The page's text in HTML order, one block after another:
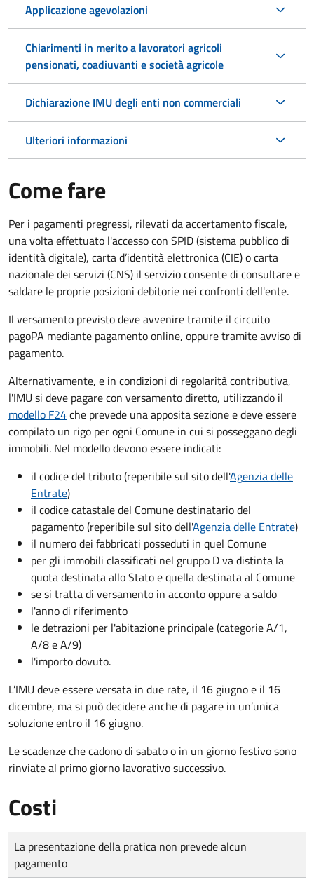
Applicazione agevolazioni
Chiarimenti in merito a lavoratori agricoli
pensionati, coadiuvanti e società agricole
Dichiarazione IMU degli enti non commerciali
Ulteriori informazioni
Come fare
Per i pagamenti pregressi, rilevati da accertamento fiscale,
una volta effettuato l'accesso con SPID (sistema pubblico di
identità digitale), carta d’identità elettronica (CIE) o carta
nazionale dei servizi (CNS) il servizio consente di consultare e
saldare le proprie posizioni debitorie nei confronti dell'ente.
Il versamento previsto deve avvenire tramite il circuito
pagoPA mediante pagamento online, oppure tramite avviso di
pagamento.
Alternativamente, e in condizioni di regolarità contributiva,
l'IMU si deve pagarecon versamento diretto, utilizzando il
modello F24che prevede una apposita sezione e deve essere
compilato un rigo per ogni Comune in cui si posseggano degli
immobili. Nel modello devono essere indicati:
il codice del tributo(reperibile sul sito dell'Agenzia delle
Entrate)
il codice catastale del Comunedestinatario del
pagamento (reperibile sul sito dell'Agenzia delle Entrate)
il numero dei fabbricati posseduti in quel Comune
per gli immobili classificati nel gruppo D va distinta la
quota destinata allo Stato e quella destinata al Comune
se si tratta di versamento in acconto oppure a saldo
l'anno di riferimento
le detrazioni per l'abitazione principale (categorie A/1,
A/8 e A/9)
l'importo dovuto.
L’IMU deve essere versata in due rate, il 16 giugno e il 16
dicembre, ma si può decidere anche di pagare in un’unica
soluzione entro il 16 giugno.
Le scadenze che cadono di sabato o in un giorno festivo sono
rinviate al primo giorno lavorativo successivo.
Costi
Tipo di pagamento
Importo
La presentazione della pratica non prevede alcun
pagamento